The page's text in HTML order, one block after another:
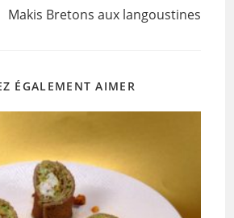
Makis Bretons aux langoustines
ÉGALEMENT AIMER